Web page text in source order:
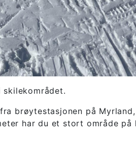
skilekområdet.
brøytestasjonen på
har du et stort område på